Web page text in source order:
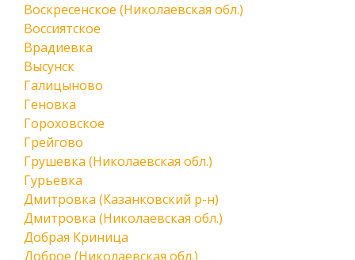
Воскресенское (Николаевская обл.)
Воссиятское
Врадиевка
Высунск
Галицыново
Геновка
Гороховское
Грейгово
Грушевка (Николаевская обл.)
Гурьевка
Дмитровка (Казанковский р-н)
Дмитровка (Николаевская обл.)
Добрая Криница
Доброе (Николаевская обл.)